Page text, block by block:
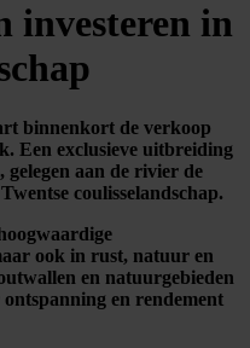
investeren in
binnenkort de verkoop
Een exclusieve uitbreiding
aan de rivier de
coulisselandschap.
ook in rust, natuur en
en natuurgebieden
en rendement